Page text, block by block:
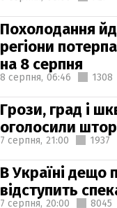
Похолодання
регіони
на 8 серпня
8 серпня, 06:46 1308
Грози, град і
оголосили
7 серпня, 21:00 1937
В Україні дещо
відступить
7 серпня, 20:00 8045